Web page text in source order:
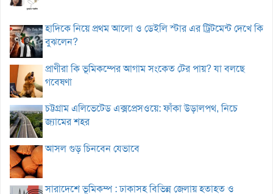
হাদিকে নিয়ে প্রথম আলো ও ডেইলি স্টার এর ট্রিটমেন্ট দেখে কি
বুঝলেন?
প্রাণীরা কি ভূমিকম্পের আগাম সংকেত টের পায়? যা বলছে
গবেষণা
চট্টগ্রাম এলিভেটেড এক্সপ্রেসওয়ে: ফাঁকা উড়ালপথ, নিচে
জ্যামের শহর
আসল গুড় চিনবেন যেভাবে
সারাদেশে ভূমিকম্প : ঢাকাসহ বিভিন্ন জেলায় হতাহত ও